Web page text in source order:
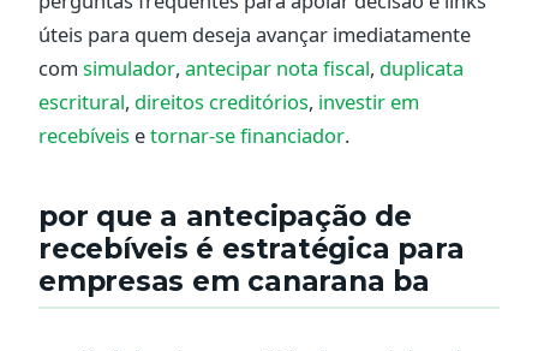
úteis para quem deseja avançar imediatamente
com simulador, antecipar nota fiscal, duplicata
escritural, direitos creditórios, investir em
recebíveis etornar-se financiador.
por que a antecipação de
recebíveis é estratégica para
empresas em canarana ba